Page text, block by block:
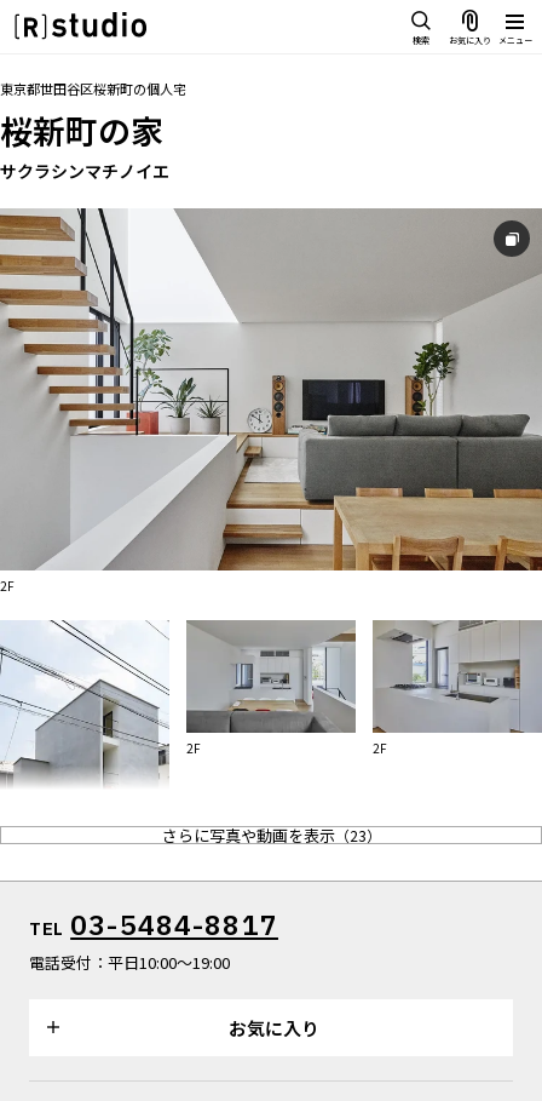
検索 お気に入り メニュー
雰囲気で探したい
SCENE
部屋ごとに写真で見比べたい
VARIATION
ひとつのスタジオであれもこれも
LOCATION
カフェやオフィスなどロケシーンも
SIZE&PRICE
広さと利用料金で探す
ALL FILTER
すべての選択肢からスタジオを探す
スタジオを探す
雰囲気で探したい
SCENE
部屋ごとに写真で見比べたい
VARIATION
ひとつのスタジオであれもこれも
LOCATION
カフェやオフィスなどロケシーン
も
SIZE&PRICE
広さと利用料金で探す
ALL FILTER
すべての選択肢からスタジオを探
スタジオ一覧
マップから探す
お気に入り
特集
[R]studioについて
お知らせ
お問い合わせ
トップ 料金 設備
東京都世田谷区桜新町の個人宅
桜新町の家
サクラシンマチノイエ
2F
2F 2F
さらに写真や動画を表示（23）
TEL 03-5484-8817
電話受付：平日10:00〜19:00
お気に入り